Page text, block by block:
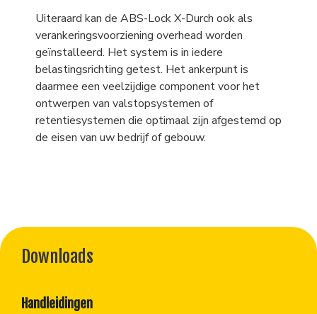
Uiteraard kan de ABS-Lock X-Durch ook als
verankeringsvoorziening overhead worden
geïnstalleerd. Het system is in iedere
belastingsrichting getest. Het ankerpunt is
daarmee een veelzijdige component voor het
ontwerpen van valstopsystemen of
retentiesystemen die optimaal zijn afgestemd op
de eisen van uw bedrijf of gebouw.
Downloads
Handleidingen